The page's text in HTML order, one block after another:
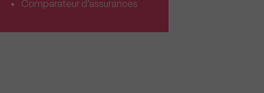
Comparateur d’assurances